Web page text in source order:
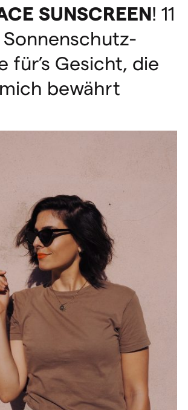
SUNSCREEN! 11
für’s Gesicht, die
bewährt